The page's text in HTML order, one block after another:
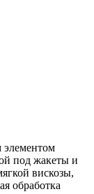
элементом
под жакеты и
вискозы,
обработка